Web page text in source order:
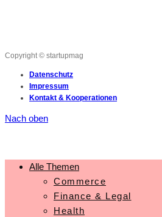
Copyright © startupmag
Datenschutz
Impressum
Kontakt & Kooperationen
Nach oben
Alle Themen
Commerce
Finance & Legal
Health